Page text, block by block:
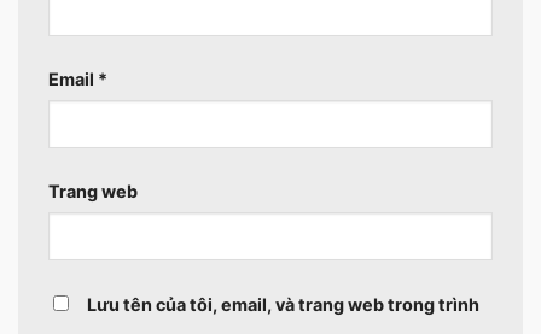
Email *
Trang web
Lưu tên của tôi, email, và trang web trong trình